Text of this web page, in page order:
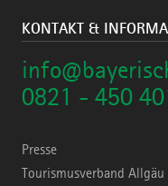
KONTAKT &
0821 - 450
Presse
Tourismusverband